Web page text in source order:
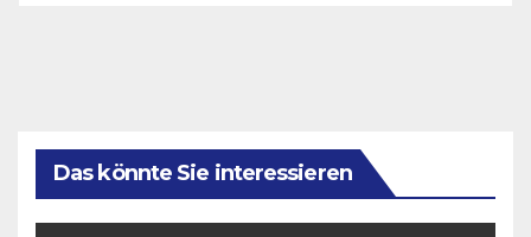
Das könnte Sie interessieren